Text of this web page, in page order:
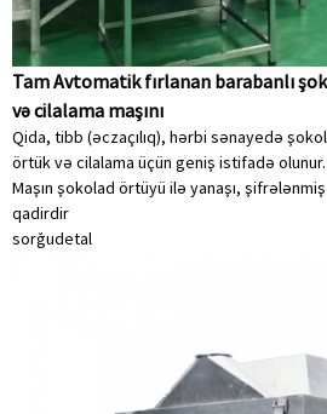
Tam Avtomatik fırlanan barabanlı
və cilalama maşını
Qida, tibb (əczaçılıq), hərbi sənayedə
örtük və cilalama üçün geniş istifadə olunur.
Maşın şokolad örtüyü ilə yanaşı,
qadirdir
sorğudetal